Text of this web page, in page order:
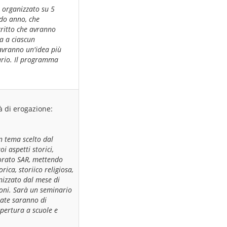
su 5
anno, che
che avranno
a ciascun
un'idea più
Il programma
di erogazione:
tema scelto dal
aspetti storici,
SAR, mettendo
storiico religiosa,
dal mese di
Sarà un seminario
saranno di
a scuole e